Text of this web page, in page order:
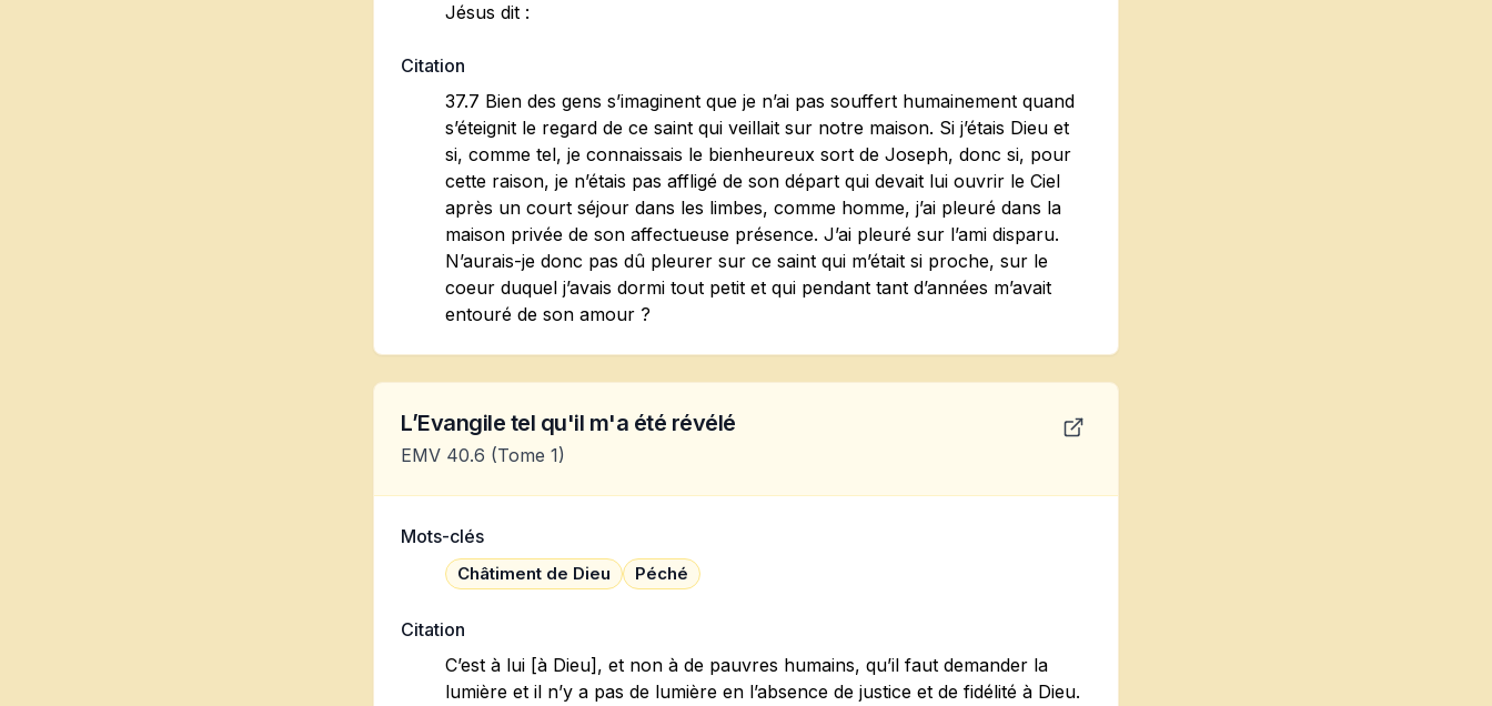
Jésus dit :
Citation
37.7 Bien des gens s’imaginent que je n’ai pas souffert humainement quand
s’éteignit le regard de ce saint qui veillait sur notre maison. Si j’étais Dieu et
si, comme tel, je connaissais le bienheureux sort de Joseph, donc si, pour
cette raison, je n’étais pas affligé de son départ qui devait lui ouvrir le Ciel
après un court séjour dans les limbes, comme homme, j’ai pleuré dans la
maison privée de son affectueuse présence. J’ai pleuré sur l’ami disparu.
N’aurais-je donc pas dû pleurer sur ce saint qui m’était si proche, sur le
coeur duquel j’avais dormi tout petit et qui pendant tant d’années m’avait
entouré de son amour ?
L’Evangile tel qu'il m'a été révélé
EMV 40.6 (Tome 1)
Mots-clés
Châtiment de Dieu Péché
Citation
C’est à lui [à Dieu], et non à de pauvres humains, qu’il faut demander la
lumière et il n’y a pas de lumière en l’absence de justice et de fidélité à Dieu.